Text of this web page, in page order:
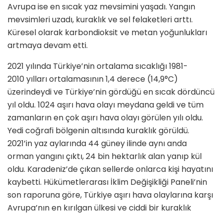
Avrupa ise en sıcak yaz mevsimini yaşadı. Yangın
mevsimleri uzadı, kuraklık ve sel felaketleri arttı.
Küresel olarak karbondioksit ve metan yoğunlukları
artmaya devam etti.
2021 yılında Türkiye’nin ortalama sıcaklığı 1981-
2010 yılları ortalamasının 1,4 derece (14,9°C)
üzerindeydi ve Türkiye’nin gördüğü en sıcak dördüncü
yıl oldu. 1024 aşırı hava olayı meydana geldi ve tüm
zamanların en çok aşırı hava olayı görülen yılı oldu.
Yedi coğrafi bölgenin altısında kuraklık görüldü.
2021’in yaz aylarında 44 güney ilinde aynı anda
orman yangını çıktı, 24 bin hektarlık alan yanıp kül
oldu. Karadeniz’de çıkan sellerde onlarca kişi hayatını
kaybetti. Hükümetlerarası İklim Değişikliği Paneli’nin
son raporuna göre, Türkiye aşırı hava olaylarına karşı
Avrupa’nın en kırılgan ülkesi ve ciddi bir kuraklık